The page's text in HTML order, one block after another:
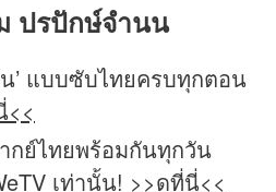
ปรปักษ์จำนน
’ แบบซับไทยครบทุกตอน
กย์ไทยพร้อมกันทุกวัน
เท่านั้น! >>ดูที่นี่<<